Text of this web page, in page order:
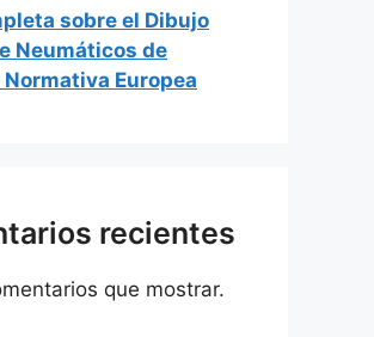
sobre el Dibujo
Neumáticos de
Europea
recientes
que mostrar.